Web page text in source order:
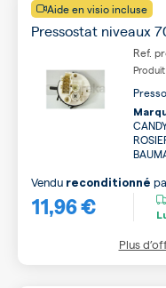
Aide en visio incluse
Pressostat niveaux
Ref.
Produit
11,96 €
Vendu reconditionné
Plus